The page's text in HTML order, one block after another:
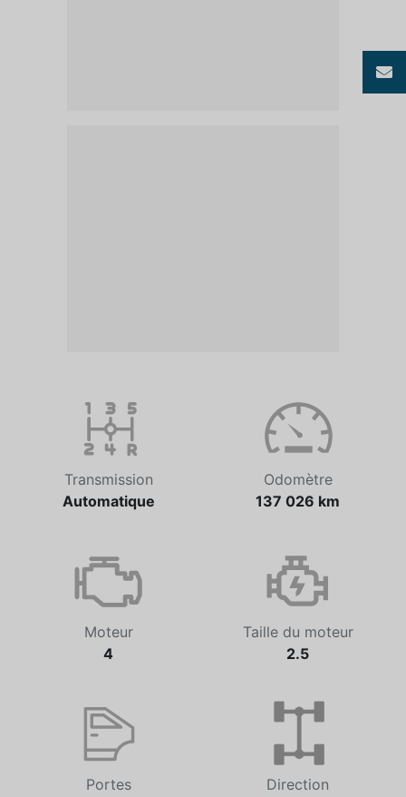
Automatique
137 026 km
4
2.5